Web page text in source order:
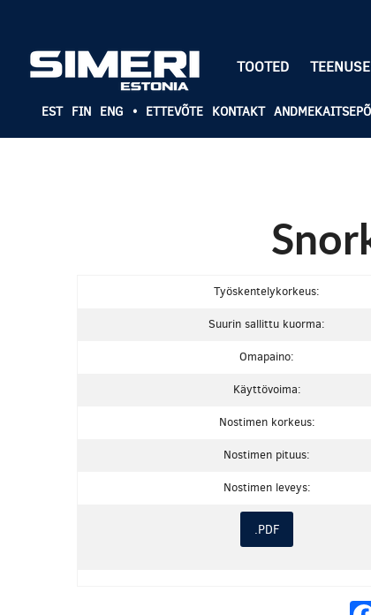
TOOTED
EST FIN ENG • ETTEVÕTE KONTAKT
Työskentelykorkeus:
Suurin sallittu kuorma:
Omapaino:
Käyttövoima:
Nostimen korkeus:
Nostimen pituus:
Nostimen leveys:
.PDF